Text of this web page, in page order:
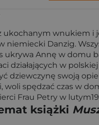
ukochanym wnukiem
niemiecki Danzig.
ukrywa Annę w domu
działających w
dziewczynę swoją
woli spędzać czas w
Frau Petry w
książki